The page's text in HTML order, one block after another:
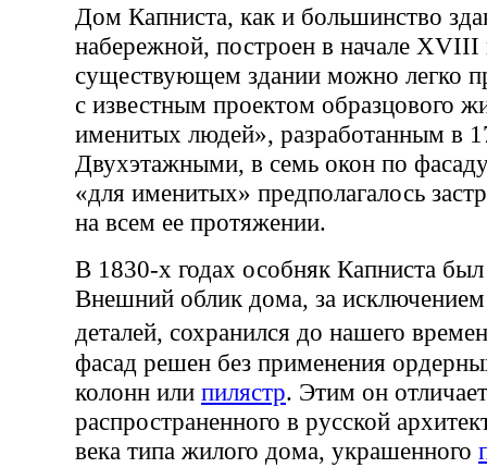
Дом Капниста, как и большинство
набережной, построен в начале XVIII
существующем здании можно легко
с известным проектом образцового
именитых людей», разработанным в
Двухэтажными, в семь окон по
«для именитых» предполагалось
на всем ее протяжении.
В 1830-х годах особняк Капниста
Внешний облик дома, за
деталей, сохранился до нашего
фасад решен без применения
колонн или пилястр. Этим он
распространенного в русской
века типа жилого дома, украшенного